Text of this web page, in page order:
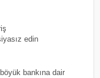
edin
bankına dair